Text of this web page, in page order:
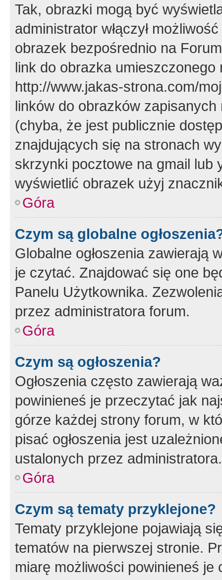
Tak, obrazki mogą być
administrator włączył
obrazek bezpośrednio na
link do obrazka
http://www.jakas-strona.com/
linków do obrazków
(chyba, że jest publicznie
znajdujących się na stronach
skrzynki pocztowe na gmail lub
wyświetlić obrazek użyj
Góra
Czym są globalne
Globalne ogłoszenia zawierają
je czytać. Znajdować się one
Panelu Użytkownika.
przez administratora forum.
Góra
Czym są ogłoszenia?
Ogłoszenia często zawierają
powinieneś je przeczytać jak
górze każdej strony forum, w
pisać ogłoszenia jest
ustalonych przez administratora.
Góra
Czym są tematy przyklejone?
Tematy przyklejone pojawiają
tematów na pierwszej stronie.
miarę możliwości powinieneś je